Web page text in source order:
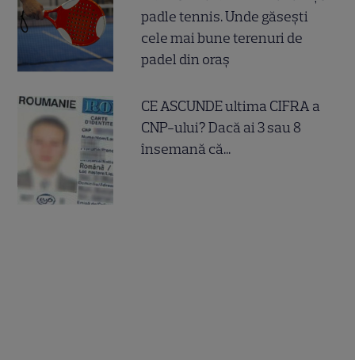
padle tennis. Unde găsești
cele mai bune terenuri de
padel din oraș
CE ASCUNDE ultima CIFRA a
CNP-ului? Dacă ai 3 sau 8
însemană că...